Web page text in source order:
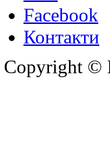
Facebook
Контакти
Copyright ©